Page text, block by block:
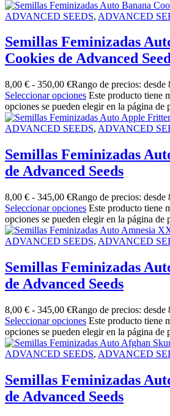
ADVANCED SEEDS, ADVANCED
Semillas Feminizadas
Cookies de Advanced
8,00 € - 350,00 €Rango de precios:
Seleccionar opciones Este producto tiene
opciones se pueden elegir en la página de
ADVANCED SEEDS, ADVANCED
Semillas Feminizadas
de Advanced Seeds
8,00 € - 345,00 €Rango de precios:
Seleccionar opciones Este producto tiene
opciones se pueden elegir en la página de
ADVANCED SEEDS, ADVANCED
Semillas Feminizadas
de Advanced Seeds
8,00 € - 345,00 €Rango de precios:
Seleccionar opciones Este producto tiene
opciones se pueden elegir en la página de
ADVANCED SEEDS, ADVANCED
Semillas Feminizadas
de Advanced Seeds